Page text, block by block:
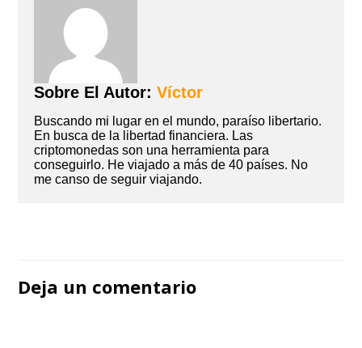
Sobre El Autor:Víctor
Buscando mi lugar en el mundo, paraíso libertario.
En busca de la libertad financiera. Las
criptomonedas son una herramienta para
conseguirlo. He viajado a más de 40 países. No
me canso de seguir viajando.
entradas
Deja un comentario